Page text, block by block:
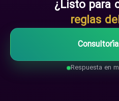
¿Listo para
reglas
Respuesta en